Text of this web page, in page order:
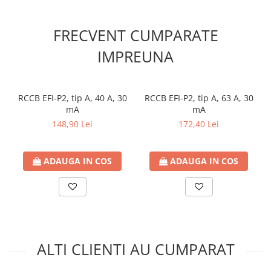
Tablouri echipate PV
Relee si contactoare modulare
Contactoare modulare
Relee de timp
Relee monitorizare
Sigurante fuzibile
FRECVENT CUMPARATE
IMPREUNA
RCCB EFI-P2, tip A, 40 A, 30
mA
148,90 Lei
ADAUGA IN COS
RCCB EFI-P2, tip A, 63 A, 30
mA
172,40 Lei
ADAUGA IN COS
ALTI CLIENTI AU CUMPARAT